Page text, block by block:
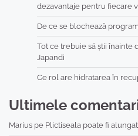
dezavantaje pentru fiecare
De ce se blochează
Tot ce trebuie să știi înainte
Japandi
Ce rol are hidratarea în
Ultimele
Marius pe Plictiseala poate fi